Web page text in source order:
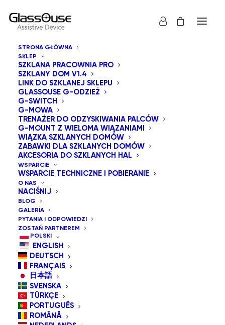
STRONA GŁÓWNA
SKLEP
SZKLANA PRACOWNIA PRO
SZKLANY DOM V1.4
LINK DO SZKLANEJ SKLEPU
GLASSOUSE G-ODZIEŻ
G-SWITCH
G-MOWA
TRENAŻER DO ODZYSKIWANIA PALCÓW
G-MOUNT Z WIELOMA WIĄZANIAMI
WIĄZKA SZKLANYCH DOMÓW
ZABAWKI DLA SZKLANYCH DOMÓW
AKCESORIA DO SZKLANYCH HAL
WSPARCIE
WSPARCIE TECHNICZNE I POBIERANIE
O NAS
NACIŚNIJ
BLOG
GALERIA
PYTANIA I ODPOWIEDZI
ZOSTAŃ PARTNEREM
POLSKI
ENGLISH
DEUTSCH
FRANÇAIS
日本語
SVENSKA
TÜRKÇE
PORTUGUÊS
ROMÂNĂ